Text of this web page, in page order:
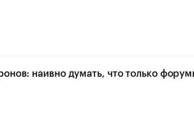
наивно думать, что только